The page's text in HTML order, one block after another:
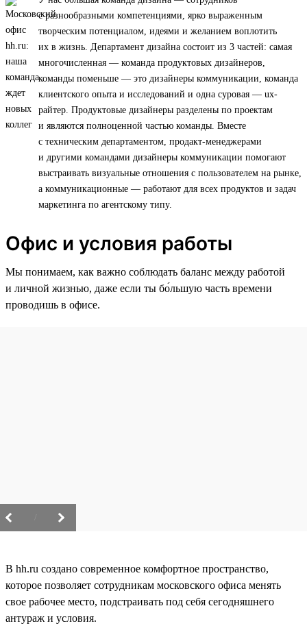
с разнообразными компетенциями, ярко выраженным
творческим потенциалом, идеями и желанием воплотить
их в жизнь. Департамент дизайна состоит из 3 частей: самая
многочисленная — команда продуктовых дизайнеров,
команды поменьше — это дизайнеры коммуникации, команда
клиентского опыта и исследований и одна суровая — ux-
райтер. Продуктовые дизайнеры разделены по проектам
и являются полноценной частью команды. Вместе
с техническим департаментом, продакт-менеджерами
и другими командами дизайнеры коммуникации помогают
выстраивать визуальные отношения с пользователем на рынке,
а коммуникационные — работают для всех продуктов и задач
маркетинга по агентскому типу.
Офис и условия работы
Мы понимаем, как важно соблюдать баланс между работой
и личной жизнью, даже если ты бо́льшую часть времени
проводишь в офисе.
В hh.ru создано современное комфортное пространство,
которое позволяет сотрудникам московского офиса менять
свое рабочее место, подстраивать под себя сегодняшнего
антураж и условия.